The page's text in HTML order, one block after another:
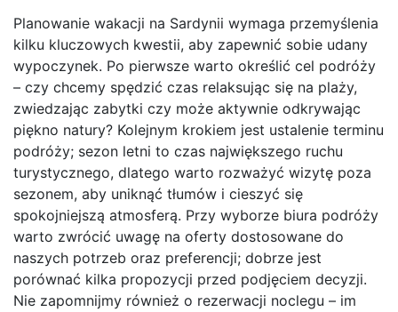
Planowanie wakacji na Sardynii wymaga przemyślenia
kilku kluczowych kwestii, aby zapewnić sobie udany
wypoczynek. Po pierwsze warto określić cel podróży
– czy chcemy spędzić czas relaksując się na plaży,
zwiedzając zabytki czy może aktywnie odkrywając
piękno natury? Kolejnym krokiem jest ustalenie terminu
podróży; sezon letni to czas największego ruchu
turystycznego, dlatego warto rozważyć wizytę poza
sezonem, aby uniknąć tłumów i cieszyć się
spokojniejszą atmosferą. Przy wyborze biura podróży
warto zwrócić uwagę na oferty dostosowane do
naszych potrzeb oraz preferencji; dobrze jest
porównać kilka propozycji przed podjęciem decyzji.
Nie zapomnijmy również o rezerwacji noclegu – im